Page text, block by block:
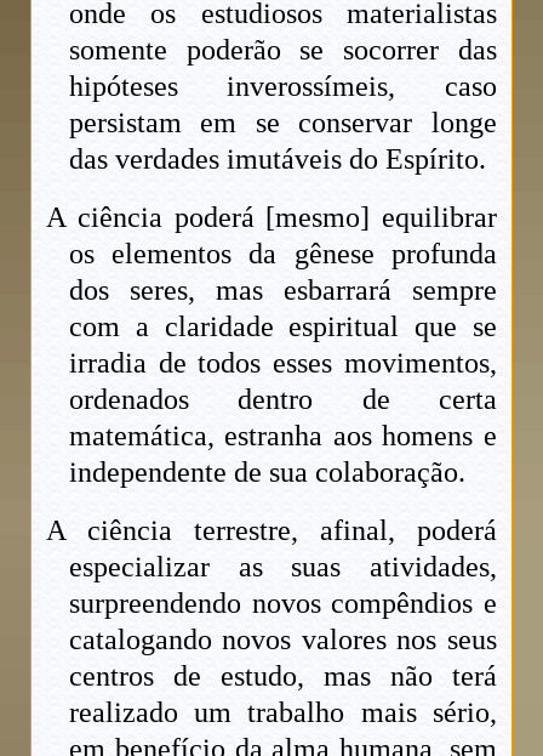
onde os estudiosos materialistas
somente poderão se socorrer das
hipóteses inverossímeis, caso
persistam em se conservar longe
das verdades imutáveis do Espírito.
A ciência poderá [mesmo] equilibrar
os elementos da gênese profunda
dos seres, mas esbarrará sempre
com a claridade espiritual que se
irradia de todos esses movimentos,
ordenados dentro de certa
matemática, estranha aos homens e
independente de sua colaboração.
A ciência terrestre, afinal, poderá
especializar as suas atividades,
surpreendendo novos compêndios e
catalogando novos valores nos seus
centros de estudo, mas não terá
realizado um trabalho mais sério,
em benefício da alma humana, sem